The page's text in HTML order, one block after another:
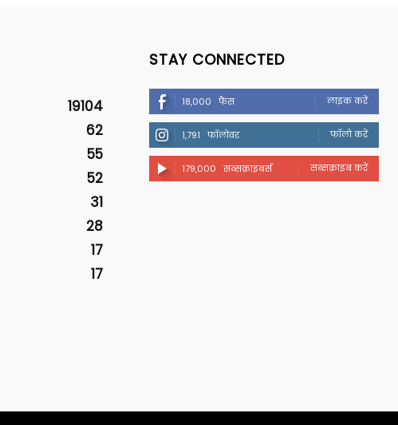
19104
62
55
52
31
28
17
17
STAY CONNECTED
18,000 फैंस लाइक करें
1,791 फॉलोवर फॉलो करें
179,000 सब्सक्राइबर्स सब्सक्राइब करें